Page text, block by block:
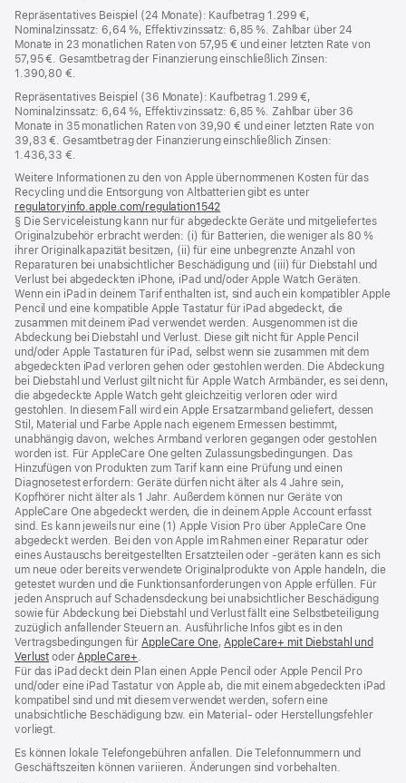
Repräsentatives Beispiel (24 Monate): Kaufbetrag 1.299 €,
Nominalzinssatz: 6,64 %, Effektivzinssatz: 6,85 %. Zahlbar über 24
Monate in 23 monatlichen Raten von 57,95 € und einer letzten Rate von
57,95 €. Gesamtbetrag der Finanzierung einschließlich Zinsen:
1.390,80 €.
Repräsentatives Beispiel (36 Monate): Kaufbetrag 1.299 €,
Nominalzinssatz: 6,64 %, Effektivzinssatz: 6,85 %. Zahlbar über 36
Monate in 35 monatlichen Raten von 39,90 € und einer letzten Rate von
39,83 €. Gesamtbetrag der Finanzierung einschließlich Zinsen:
1.436,33 €.
Weitere Informationen zu den von Apple übernommenen Kosten für das
Recycling und die Entsorgung von Altbatterien gibt es unter
regulatoryinfo.apple.com/regulation1542
ein
neues
Fenster)
§ Die Serviceleistung kann nur für abgedeckte Geräte und mitgeliefertes
Originalzubehör erbracht werden: (i) für Batterien, die weniger als 80 %
ihrer Originalkapazität besitzen, (ii) für eine unbegrenzte Anzahl von
Reparaturen bei unabsichtlicher Beschädigung und (iii) für Diebstahl und
Verlust bei abgedeckten iPhone, iPad und/oder Apple Watch Geräten.
Wenn ein iPad in deinem Tarif enthalten ist, sind auch ein kompatibler Apple
Pencil und eine kompatible Apple Tastatur für iPad abgedeckt, die
zusammen mit deinem iPad verwendet werden. Ausgenommen ist die
Abdeckung bei Diebstahl und Verlust. Diese gilt nicht für Apple Pencil
und/oder Apple Tastaturen für iPad, selbst wenn sie zusammen mit dem
abgedeckten iPad verloren gehen oder gestohlen werden. Die Abdeckung
bei Diebstahl und Verlust gilt nicht für Apple Watch Armbänder, es sei denn,
die abgedeckte Apple Watch geht gleichzeitig verloren oder wird
gestohlen. In diesem Fall wird ein Apple Ersatzarmband geliefert, dessen
Stil, Material und Farbe Apple nach eigenem Ermessen bestimmt,
unabhängig davon, welches Armband verloren gegangen oder gestohlen
worden ist. Für AppleCare One gelten Zulassungsbedingungen. Das
Hinzufügen von Produkten zum Tarif kann eine Prüfung und einen
Diagnosetest erfordern: Geräte dürfen nicht älter als 4 Jahre sein,
Kopfhörer nicht älter als 1 Jahr. Außerdem können nur Geräte von
AppleCare One abgedeckt werden, die in deinem Apple Account erfasst
sind. Es kann jeweils nur eine (1) Apple Vision Pro über AppleCare One
abgedeckt werden. Bei den von Apple im Rahmen einer Reparatur oder
eines Austauschs bereitgestellten Ersatzteilen oder ‑geräten kann es sich
um neue oder bereits verwendete Originalprodukte von Apple handeln, die
getestet wurden und die Funktions­anforderungen von Apple erfüllen. Für
jeden Anspruch auf Schadensdeckung bei unabsichtlicher Beschädigung
sowie für Abdeckung bei Diebstahl und Verlust fällt eine Selbstbeteiligung
zuzüglich anfallender Steuern an. Ausführliche Infos gibt es in den
Vertragsbedingungen fürAppleCare One(Öffnet
neues
Fenster)
,AppleCare+ mit Diebstahl und
Verlust (Öffnet
ein
neues
Fenster)
oderAppleCare+(Öffnet
ein
neues
Fenster)
.
Für das iPad deckt dein Plan einen Apple Pencil oder Apple Pencil Pro
und/oder eine iPad Tastatur von Apple ab, die mit einem abgedeckten iPad
kompatibel sind und mit diesem verwendet werden, sofern eine
unabsichtliche Beschädigung bzw. ein Material‑ oder Herstellungsfehler
vorliegt.
Es können lokale Telefongebühren anfallen. Die Telefonnummern und
Geschäftszeiten können variieren. Änderungen sind vorbehalten.